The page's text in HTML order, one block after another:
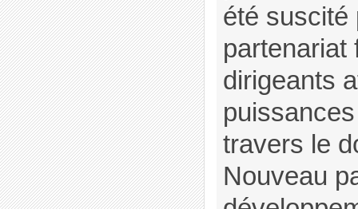
été
partenariat
dirigeants
travers le
Nouveau